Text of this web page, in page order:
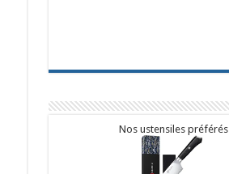
Nos ustensiles préférés